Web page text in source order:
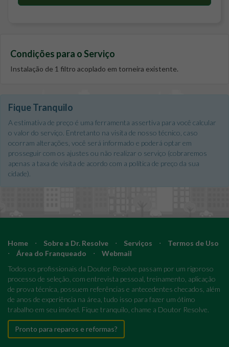
Condições para o Serviço
Instalação de 1 filtro acoplado em torneira existente.
Fique Tranquilo
A estimativa de preço é uma ferramenta assertiva para você calcular
o valor do serviço. Entretanto na visita de nosso técnico, caso
ocorram alterações, você será informado e poderá optar em
prosseguir com os ajustes ou não realizar o serviço (cobraremos
apenas a taxa de visita de acordo com a política de preço da sua
cidade).
Home ⋅ Sobre a Dr. Resolve ⋅ Serviços ⋅
Termos de Uso
⋅
Área do Franqueado ⋅
Webmail
Todos os profissionais da Doutor Resolve passam por um rigoroso
processo de seleção, com entrevista pessoal, treinamento, aplicação
de prova técnica, possuem referências e antecedentes checados, além
de anos de experiência na área, tudo isso para fazer um ótimo
trabalho em seu imóvel. Fique tranquilo, chame a Doutor Resolve.
Pronto para reparos e reformas?